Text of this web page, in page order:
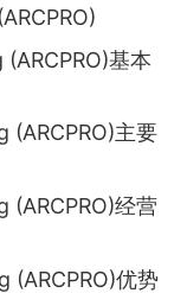
基本
(ARCPRO)主要
(ARCPRO)经营
(ARCPRO)优势